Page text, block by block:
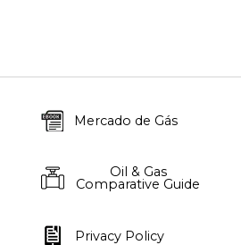
Mercado de Gás
Oil & Gas
Comparative Guide
Privacy Policy